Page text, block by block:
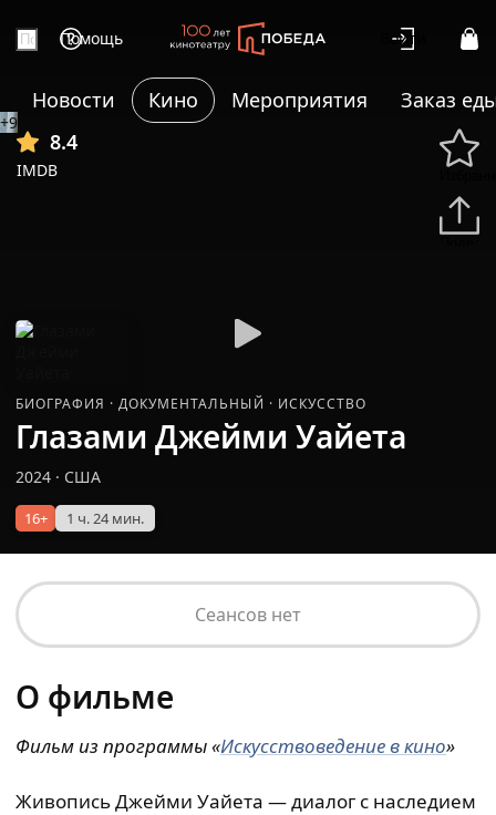
Помощь Войти
Новости Кино Мероприятия
Заказ
8.4
IMDB
+9
БИОГРАФИЯ · ДОКУМЕНТАЛЬНЫЙ · ИСКУССТВО
Глазами Джейми Уайета
2024 · США
16+ 1 ч. 24 мин.
Сеансов нет
О фильме
Фильм из программы«Искусствоведение в кино»
Живопись Джейми Уайета — диалог с наследием